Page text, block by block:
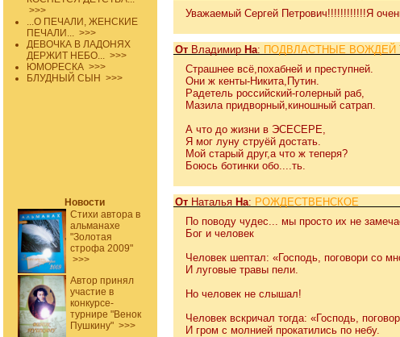
>>>
...О ПЕЧАЛИ, ЖЕНСКИЕ
ПЕЧАЛИ... >>>
ДЕВОЧКА В ЛАДОНЯХ
ДЕРЖИТ НЕБО... >>>
ЮМОРЕСКА >>>
БЛУДНЫЙ СЫН >>>
Новости
Стихи автора в
альманахе
"Золотая
строфа 2009"
>>>
Автор принял
участие в
конкурсе-
турнире "Венок
Пушкину" >>>
Уважаемый Сергей Петрович!!!!!!!!!!!!Я
От Владимир На: ПОДВЛАСТНЫЕ ВОЖДЕЙ
Страшнее всё,похабней и преступней.
Они ж кенты-Никита,Путин.
Радетель российский-голерный раб,
Мазила придворный,киношный сатрап.
А что до жизни в ЭСЕСЕРЕ,
Я мог луну струёй достать.
Мой старый друг,а что ж теперя?
Боюсь ботинки обо....ть.
От Наталья На: РОЖДЕСТВЕНСКОЕ
По поводу чудес... мы просто их не
Бог и человек
Человек шептал: «Господь, поговори со
И луговые травы пели.
Но человек не слышал!
Человек вскричал тогда: «Господь,
И гром с молнией прокатились по небу.